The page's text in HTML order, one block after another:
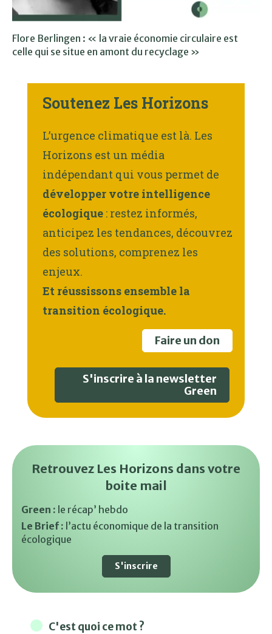
Flore Berlingen : « la vraie économie circulaire est
celle qui se situe en amont du recyclage »
Soutenez Les Horizons
L’urgence climatique est là. Les
Horizons est un média
indépendant qui vous permet de
développer votre intelligence
écologique : restez informés,
anticipez les tendances, découvrez
des solutions, comprenez les
enjeux.
Et réussissons ensemble la
transition écologique.
Faire un don
S'inscrire à la newsletter
Green
Retrouvez Les Horizons dans votre
boite mail
Green : le récap’ hebdo
Le Brief : l’actu économique de la transition
écologique
S'inscrire
C'est quoi ce mot ?